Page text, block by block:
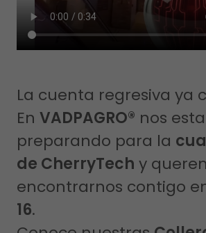
La cuenta regresiva ya
En VADPAGRO® nos
preparando para la
de CherryTech y
encontrarnos contigo
16.